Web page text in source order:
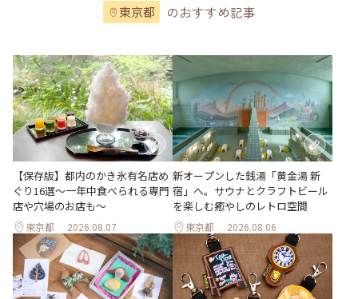
東京都 のおすすめ記事
【保存版】都内のかき氷有名店め
ぐり16選～一年中食べられる専門
店や穴場のお店も～
東京都 2026.08.07
新オープンした銭湯「黄金湯 新
宿」へ。サウナとクラフトビール
を楽しむ癒やしのレトロ空間
東京都 2026.08.06